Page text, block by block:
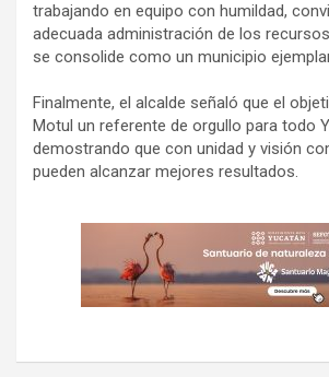
trabajando en equipo con humildad,
adecuada administración de los
se consolide como un municipio
Finalmente, el alcalde señaló que el
Motul un referente de orgullo para todo
demostrando que con unidad y visión
pueden alcanzar mejores resultados.